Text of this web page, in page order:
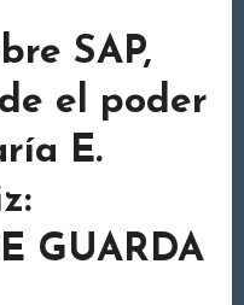
SAP,
el poder
E.
GUARDA